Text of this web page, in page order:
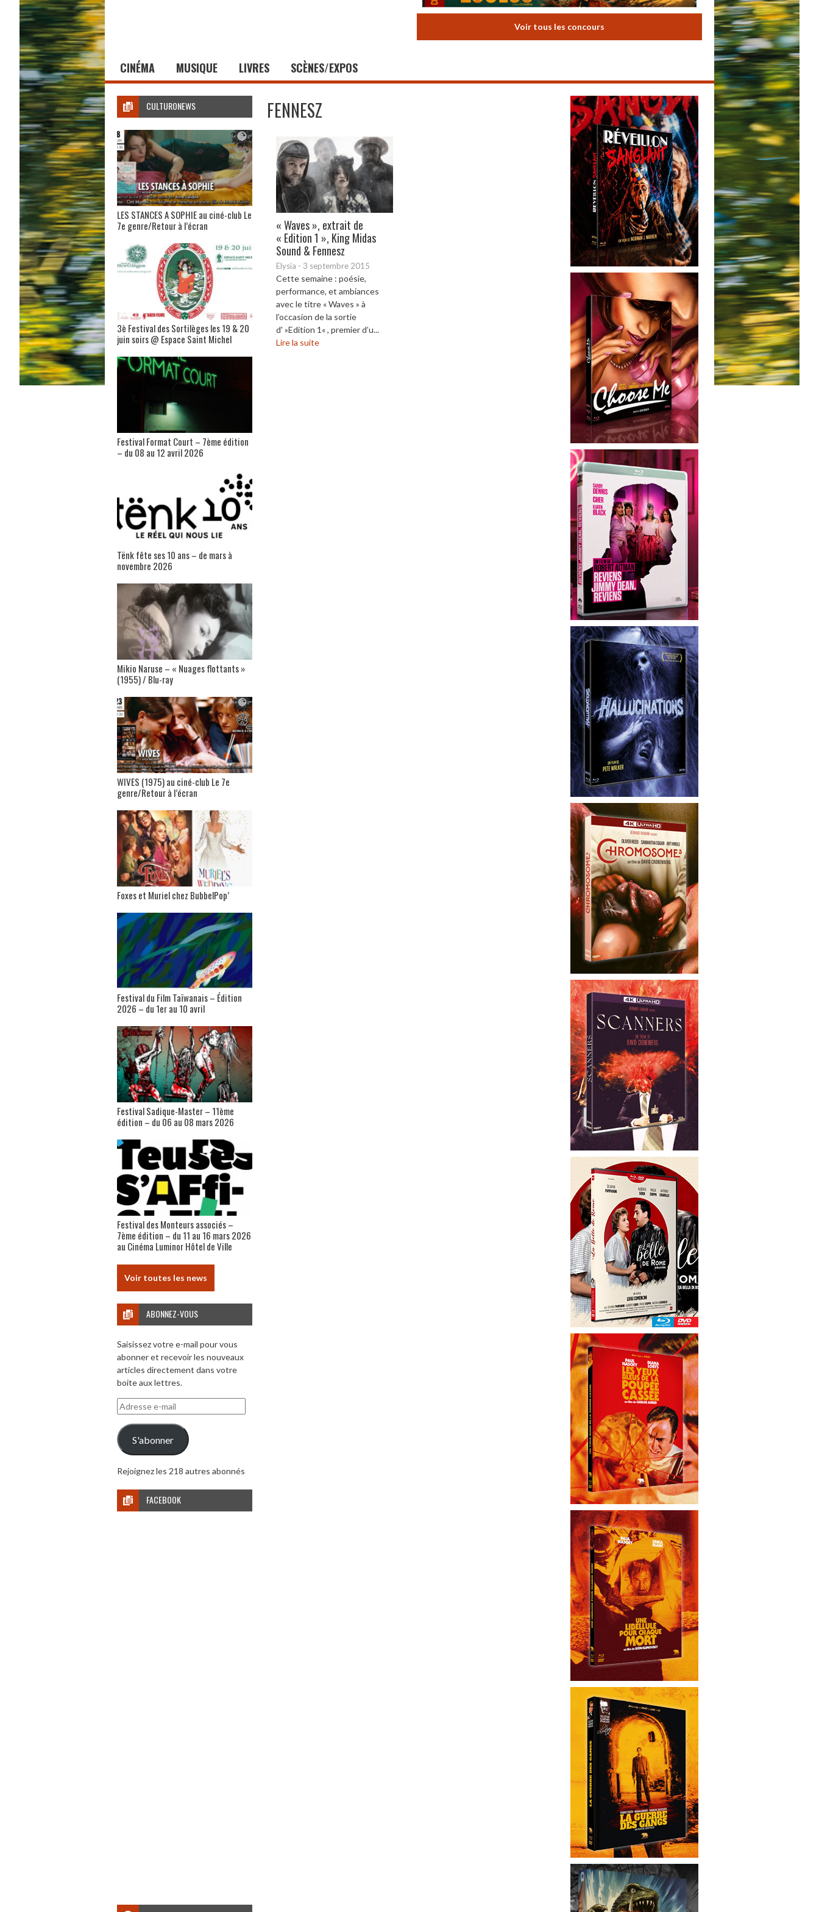
Voir tous les concours
CINÉMA MUSIQUE LIVRES SCÈNES/EXPOS
FENNESZ
« Waves », extrait de
« Edition 1 », King Midas
Sound & Fennesz
Elysia - 3 septembre 2015
Cette semaine : poésie,
performance, et ambiances
avec le titre « Waves » à
l’occasion de la sortie
d' »Edition 1« , premier d’u...
Lire la suite
CULTURONEWS
LES STANCES A SOPHIE au ciné-club Le
7e genre/Retour à l’écran
3è Festival des Sortilèges les 19 & 20
juin soirs @ Espace Saint Michel
Festival Format Court – 7ème édition
– du 08 au 12 avril 2026
Tënk fête ses 10 ans – de mars à
novembre 2026
Mikio Naruse – « Nuages flottants »
(1955) / Blu-ray
WIVES (1975) au ciné-club Le 7e
genre/Retour à l’écran
Foxes et Muriel chez BubbelPop’
Festival du Film Taïwanais – Édition
2026 – du 1er au 10 avril
Festival Sadique-Master – 11ème
édition – du 06 au 08 mars 2026
Festival des Monteurs associés –
7ème édition – du 11 au 16 mars 2026
au Cinéma Luminor Hôtel de Ville
Voir toutes les news
ABONNEZ-VOUS
Saisissez votre e-mail pour vous
abonner et recevoir les nouveaux
articles directement dans votre
boite aux lettres.
Adresse
e-
mail
S'abonner
Rejoignez les 218 autres abonnés
FACEBOOK